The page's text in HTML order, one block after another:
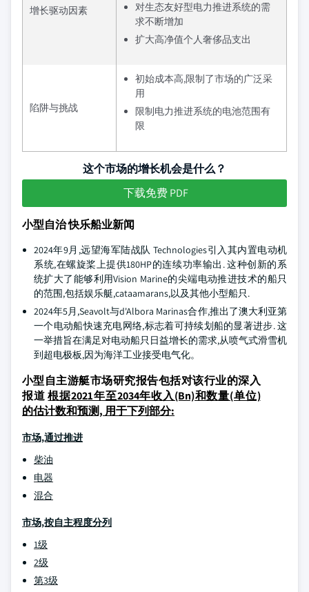
增长驱动因素
对生态友好型电力推进系统的需
求不断增加
扩大高净值个人奢侈品支出
陷阱与挑战
初始成本高,限制了市场的广泛采
用
限制电力推进系统的电池范围有
限
这个市场的增长机会是什么？
下载免费 PDF
小型自治 快乐船业新闻
2024年9月,远望海军陆战队 Technologies引入其内置电动机
系统,在螺旋桨上提供180HP的连续功率输出. 这种创新的系
统扩大了能够利用Vision Marine的尖端电动推进技术的船只
的范围,包括娱乐艇,cataamarans,以及其他小型船只.
2024年5月,Seavolt与d'Albora Marinas合作,推出了澳大利亚第
一个电动船快速充电网络,标志着可持续划船的显著进步. 这
一举措旨在满足对电动船只日益增长的需求,从喷气式滑雪机
到超电极板,因为海洋工业接受电气化。
小型自主游艇市场研究报告包括对该行业的深入
报道根据2021年至2034年收入(Bn)和数量(单位)
的估计数和预测, 用于下列部分:
市场,通过推进
柴油
电器
混合
市场,按自主程度分列
1级
2级
第3级